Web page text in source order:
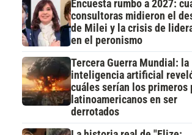
Encuesta rumbo a 2027:
consultoras midieron el
de Milei y la crisis de
en el peronismo
Tercera Guerra Mundial: la
inteligencia artificial
cuáles serían los primeros
latinoamericanos en ser
derrotados